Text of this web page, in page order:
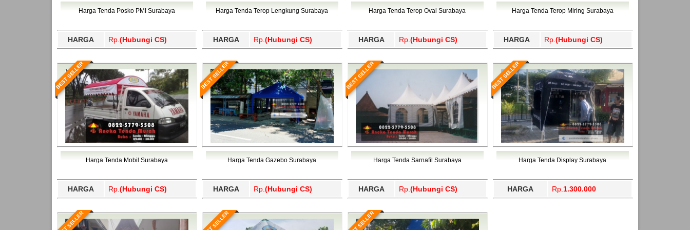
Bawang Barat, Tulangbawang, Tulungagung, Wajo, Wakatobi, Waropen, Way Kanan, Wonogiri, Wonosobo, Yahukimo, Yalimo, Yogyakarta.
Harga Tenda Posko PMI Surabaya
HARGA Rp. (Hubungi CS)
Harga Tenda Terop Lengkung Surabaya
HARGA Rp. (Hubungi CS)
Harga Tenda Terop Oval Surabaya
HARGA Rp. (Hubungi CS)
Harga Tenda Terop Miring Surabaya
HARGA Rp. (Hubungi CS)
BEST SELLER
Harga Tenda Mobil Surabaya
HARGA Rp. (Hubungi CS)
BEST SELLER
Harga Tenda Gazebo Surabaya
HARGA Rp. (Hubungi CS)
BEST SELLER
Harga Tenda Sarnafil Surabaya
HARGA Rp. (Hubungi CS)
BEST SELLER
Harga Tenda Display Surabaya
HARGA Rp. 1.300.000